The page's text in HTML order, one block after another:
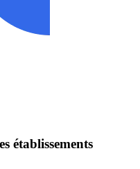
établissements